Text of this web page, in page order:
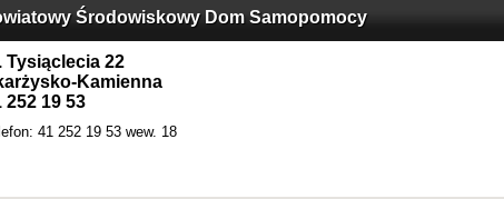
Środowiskowy Dom Samopomocy
Tysiąclecia 22
Kamienna
252 19 53
41 252 19 53 wew. 18